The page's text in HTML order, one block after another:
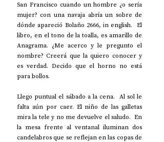
San Francisco cuando un hombre ¿o sería
mujer? con una navaja abría un sobre de
dónde apareció Bolaño 2666, in english.  El
libro, en el tono de la toalla, es amarillo de
Anagrama. ¿Me acerco y le pregunto el
nombre? Creerá que la quiero conocer y
es verdad. Decido que el horno no está
para bollos.
Llego puntual el sábado a la cena.  Al sol le
falta aún por caer. El niño de las galletas
mira la tele y no me devuelve el saludo.  En
la mesa frente al ventanal iluminan dos
candelabros que se reflejan en las copas de